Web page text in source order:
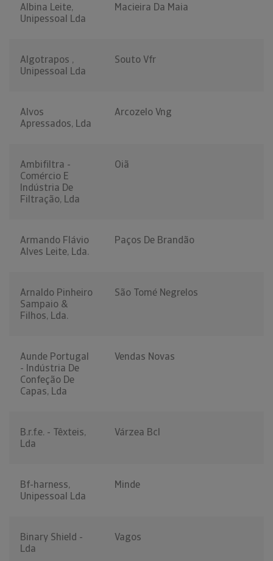
Albina Leite,
Unipessoal Lda
Macieira Da Maia
Algotrapos ,
Unipessoal Lda
Souto Vfr
Alvos
Apressados, Lda
Arcozelo Vng
Ambifiltra -
Comércio E
Indústria De
Filtração, Lda
Oiã
Armando Flávio
Alves Leite, Lda.
Paços De Brandão
Arnaldo Pinheiro
Sampaio &
Filhos, Lda.
São Tomé Negrelos
Aunde Portugal
- Indústria De
Confeção De
Capas, Lda
Vendas Novas
B.r.f.e. - Têxteis,
Lda
Várzea Bcl
Bf-harness,
Unipessoal Lda
Minde
Binary Shield -
Lda
Vagos